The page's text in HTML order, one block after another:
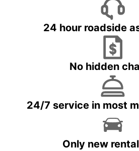
24 hour roadside
No hidden
24/7 service in most
Only new